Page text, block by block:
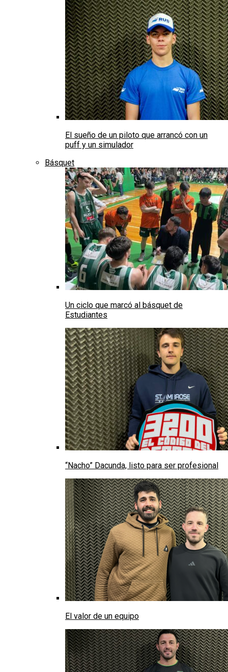
El sueño de un piloto que arrancó con un
puff y un simulador
Básquet
Un ciclo que marcó al básquet de
Estudiantes
“Nacho” Dacunda, listo para ser profesional
El valor de un equipo